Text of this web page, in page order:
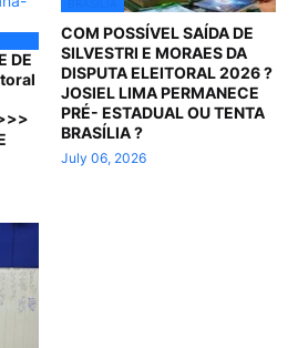
DE
COM POSSÍVEL SAÍDA DE
SILVESTRI E MORAES DA
DISPUTA ELEITORAL 2026 ?
JOSIEL LIMA PERMANECE
PRÉ- ESTADUAL OU TENTA
BRASÍLIA ?
July 06, 2026